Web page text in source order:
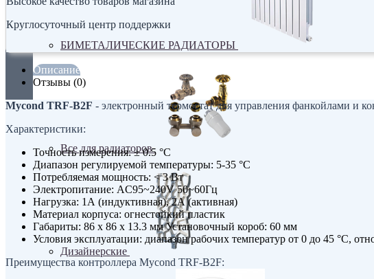
БИМЕТАЛИЧЕСКИЕ РАДИАТОРЫ
Все для радиаторов
Дизайнерские
Круглосуточный центр поддержки
Описание
Отзывы (0)
Mycond TRF-B2F - электронный термостат для управления фанкойлами и
Характеристики:
Точность измерения: ± 0.5 °C
Диапазон регулируемой температуры: 5-35 °C
Потребляемая мощность: < 3 Вт
Электропитание: AC95~240V 50~60Гц
Нагрузка: 1А (индуктивная), 2А (активная)
Материал корпуса: огнестойкий пластик
Габариты: 86 x 86 x 13.3 мм Установочный короб: 60 мм
Условия эксплуатации: диапазон рабочих температур от 0 до 45 °C,
Преимущества контроллера Mycond TRF-B2F: